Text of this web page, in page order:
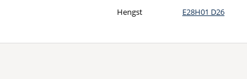
Hengst E28H01 D26